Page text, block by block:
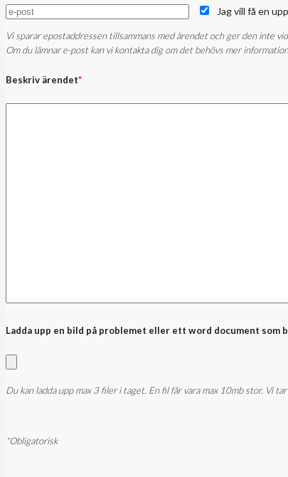
Jag vill få en
Vi sparar epostaddressen tillsammans med ärendet och ger den inte
Om du lämnar e-post kan vi kontakta dig om det behövs mer
Beskriv ärendet*
Ladda upp en bild på problemet eller ett word document som
Du kan ladda upp max 3 filer i taget. En fil får vara max 10mb stor. Vi
*Obligatorisk